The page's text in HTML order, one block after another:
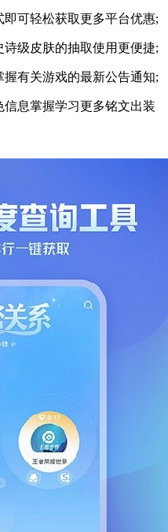
可轻松获取更多平台优惠;
级皮肤的抽取使用更便捷;
有关游戏的最新公告通知;
息掌握学习更多铭文出装